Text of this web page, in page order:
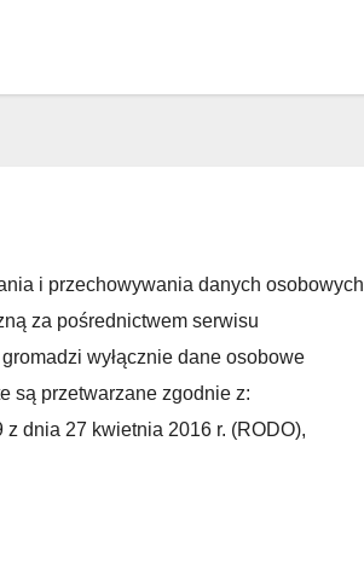
i przechowywania danych osobowych
za pośrednictwem serwisu
wyłącznie dane osobowe
są przetwarzane zgodnie z:
dnia 27 kwietnia 2016 r. (RODO),